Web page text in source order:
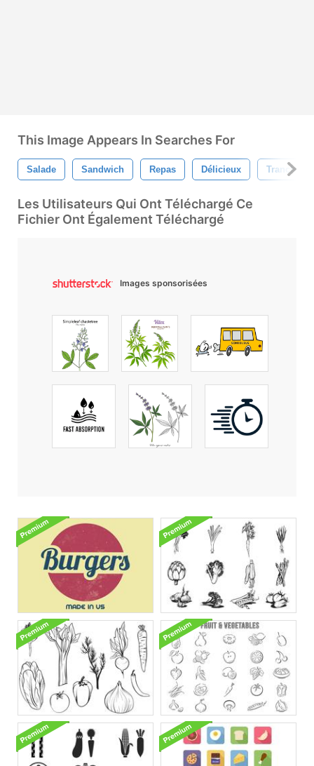
This Image Appears In Searches For
Salade Sandwich Repas Délicieux Tranche
Les Utilisateurs Qui Ont Téléchargé Ce
Fichier Ont Également Téléchargé
Images sponsorisées